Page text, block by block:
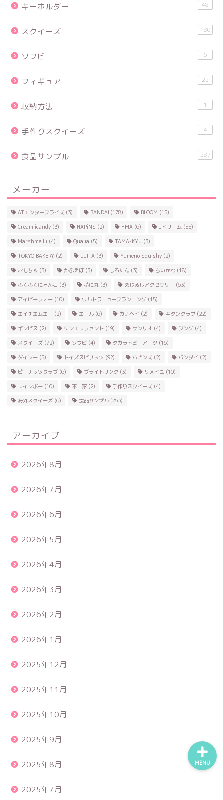
キーホルダー 48
スクイーズ 180
ソフビ 5
フィギュア 22
収納方法 1
手作りスクイーズ 4
食品サンプル 287
メーカー
ATエンタープライズ (3) BANDAI (178) BLOOM (15)
Creamiicandy (3) HAPiNS (2) HMA (6) Jドリーム (55)
Marshmellii (4) Qualia (5) TAMA-KYU (3)
TOKYO BAKERY (2) UJITA (3) Yumeno Squishy (2)
おもちゃ (3) かぷえぼ (3) しろたん (3) ちいかわ (18)
ふくふくにゃんこ (3) ぷに丸(3) めじるしアクセサリー (63)
アイピーフォー (10) ウルトラニュープランニング (15)
エイチエムエー (2) エール(6) カナヘイ (2) キタンクラブ (22)
ギンビス (2) ケンエレファント (19) サンリオ (4) ジング (4)
スクイーズ (72) ソフビ (4) タカラトミーアーツ (16)
ダイソー (5) トイズスピリッツ (92) ハピンズ (2) バンダイ (2)
ピーナッツクラブ (6) ブライトリンク (3) リメイユ (10)
レインボー (10) 不二家 (2) 手作りスクイーズ (4)
海外スクイーズ (6) 食品サンプル(253)
アーカイブ
2026年8月
2026年7月
2026年6月
2026年5月
2026年4月
2026年3月
2026年2月
2026年1月
2025年12月
2025年11月
2025年10月
2025年9月
2025年8月
2025年7月
MENU